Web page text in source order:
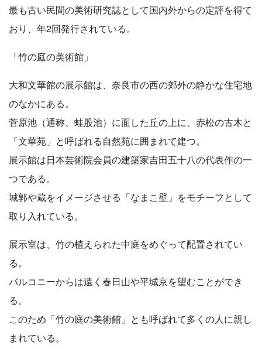
最も古い民間の美術研究誌として国内外からの定評を得て
おり、年2回発行されている。
「竹の庭の美術館」
大和文華館の展示館は、奈良市の西の郊外の静かな住宅地
のなかにある。
菅原池（通称、蛙股池）に面した丘の上に、赤松の古木と
「文華苑」と呼ばれる自然苑に囲まれて建つ。
展示館は日本芸術院会員の建築家吉田五十八の代表作の一
つである。
城郭や蔵をイメージさせる「なまこ壁」をモチーフとして
取り入れている。
展示室は、竹の植えられた中庭をめぐって配置されてい
る。
バルコニーからは遠く春日山や平城京を望むことができ
る。
このため「竹の庭の美術館」とも呼ばれて多くの人に親し
まれている。